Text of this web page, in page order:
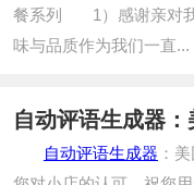
餐系列 1）感谢亲对我
味与品质作为我们一直...
自动评语生成器
自动评语生成器 ：